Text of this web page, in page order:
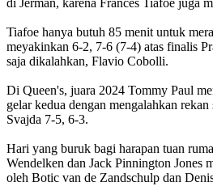
Tiafoe hanya butuh 85 menit untuk
meyakinkan 6-2, 7-6 (7-4) atas finalis
saja dikalahkan, Flavio Cobolli.
Di Queen's, juara 2024 Tommy Paul
gelar kedua dengan mengalahkan
Svajda 7-5, 6-3.
Hari yang buruk bagi harapan tuan
Wendelken dan Jack Pinnington Jones
oleh Botic van de Zandschulp dan